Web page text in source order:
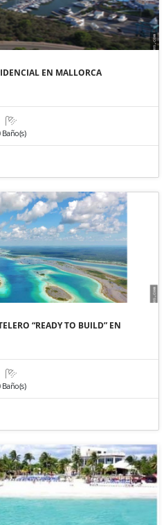
EN MALLORCA
Baño(s)
“READY TO BUILD” EN
Baño(s)